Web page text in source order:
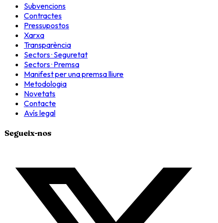
Subvencions
Contractes
Pressupostos
Xarxa
Transparència
Sectors · Seguretat
Sectors · Premsa
Manifest per una premsa lliure
Metodologia
Novetats
Contacte
Avís legal
Segueix-nos